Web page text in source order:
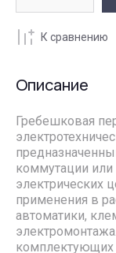
К сравнению
Описание
Гребешковая
коммутации
электрических
применения в
автоматики,
комплектующих